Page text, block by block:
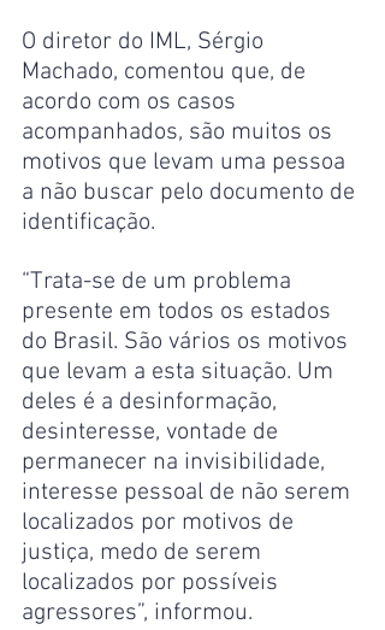
O diretor do IML, Sérgio
Machado, comentou que, de
acordo com os casos
acompanhados, são muitos os
motivos que levam uma pessoa
a não buscar pelo documento de
identificação.
“Trata-se de um problema
presente em todos os estados
do Brasil. São vários os motivos
que levam a esta situação. Um
deles é a desinformação,
desinteresse, vontade de
permanecer na invisibilidade,
interesse pessoal de não serem
localizados por motivos de
justiça, medo de serem
localizados por possíveis
agressores”, informou.